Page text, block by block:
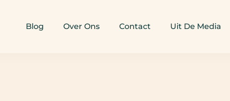
Blog Over Ons Contact Uit De Media